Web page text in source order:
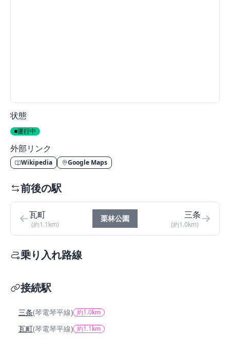
状態
運行中
外部リンク
Wikipedia Google Maps
前後の駅
瓦町
(約1.1km)
栗林公園 三条
(約1.0km)
乗り入れ路線
接続駅
三条(琴電琴平線) 約1.0km
瓦町(琴電琴平線) 約1.1km